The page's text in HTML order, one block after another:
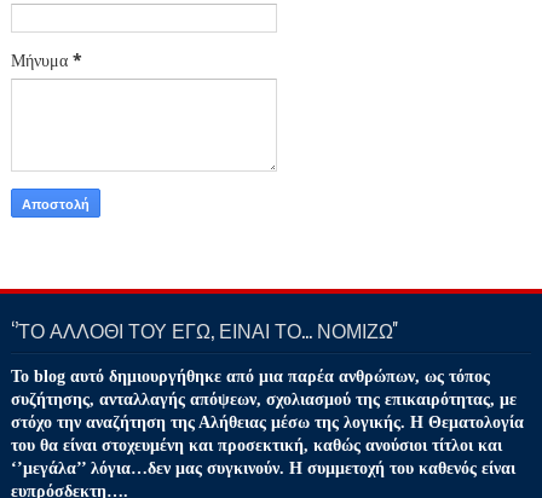
Μήνυμα *
‘’ΤΟ ΑΛΛΟΘΙ ΤΟΥ ΕΓΩ, ΕΙΝΑΙ ΤΟ… ΝΟΜΙΖΩ''
Το blog αυτό δημιουργήθηκε από μια παρέα ανθρώπων, ως τόπος
συζήτησης, ανταλλαγής απόψεων, σχολιασμού της επικαιρότητας, με
στόχο την αναζήτηση της Αλήθειας μέσω της λογικής. Η Θεματολογία
του θα είναι στοχευμένη και προσεκτική, καθώς ανούσιοι τίτλοι και
‘’μεγάλα’’ λόγια…δεν μας συγκινούν. Η συμμετοχή του καθενός είναι
ευπρόσδεκτη….